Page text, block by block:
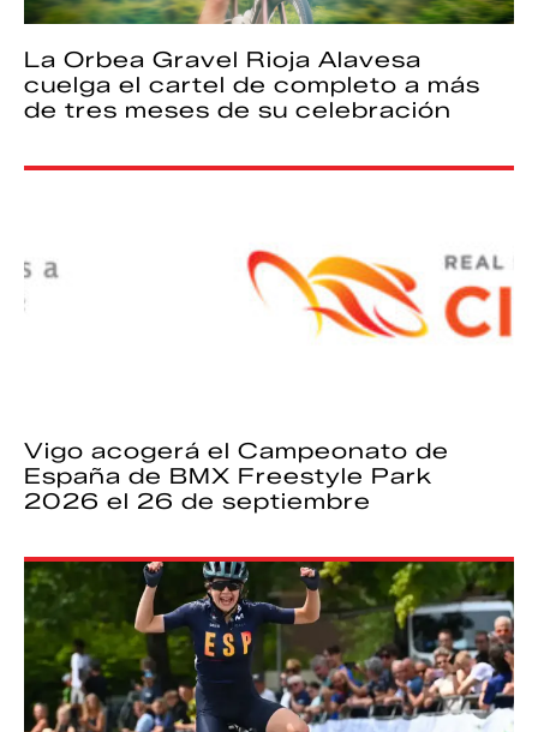
La Orbea Gravel Rioja Alavesa
cuelga el cartel de completo a más
de tres meses de su celebración
Vigo acogerá el Campeonato de
España de BMX Freestyle Park
2026 el 26 de septiembre